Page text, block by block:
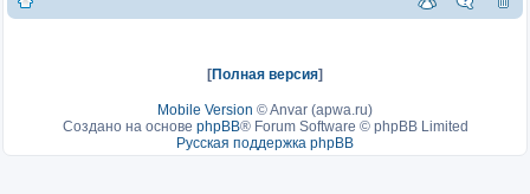
[Полная версия]
Mobile Version ©Anvar (apwa.ru)
Создано на основе phpBB® Forum Software © phpBB Limited
Русская поддержка phpBB